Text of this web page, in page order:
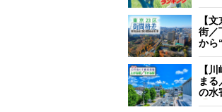
【
街／
から
【
まる
の水